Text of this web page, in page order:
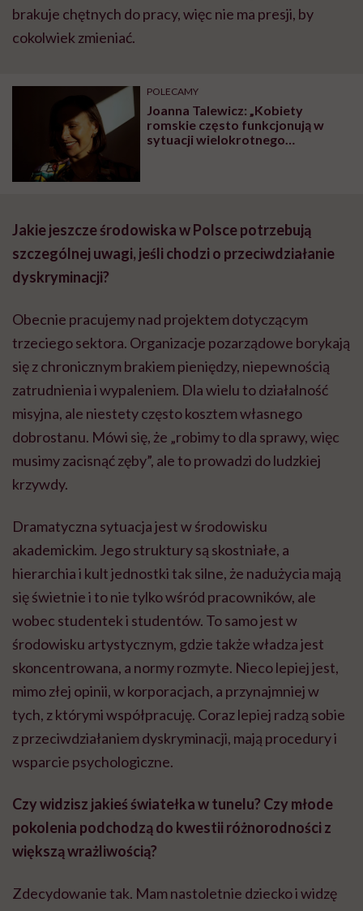
brakuje chętnych do pracy, więc nie ma presji, by
cokolwiek zmieniać.
POLECAMY
Joanna Talewicz: „Kobiety
romskie często funkcjonują w
sytuacji wielokrotnego
Jakie jeszcze środowiska w Polsce potrzebują
szczególnej uwagi, jeśli chodzi o przeciwdziałanie
dyskryminacji?
Obecnie pracujemy nad projektem dotyczącym
trzeciego sektora. Organizacje pozarządowe borykają
się z chronicznym brakiem pieniędzy, niepewnością
zatrudnienia i wypaleniem. Dla wielu to działalność
misyjna, ale niestety często kosztem własnego
dobrostanu. Mówi się, że „robimy to dla sprawy, więc
musimy zacisnąć zęby”, ale to prowadzi do ludzkiej
krzywdy.
Dramatyczna sytuacja jest w środowisku
akademickim. Jego struktury są skostniałe, a
hierarchia i kult jednostki tak silne, że nadużycia mają
się świetnie i to nie tylko wśród pracowników, ale
wobec studentek i studentów. To samo jest w
środowisku artystycznym, gdzie także władza jest
skoncentrowana, a normy rozmyte. Nieco lepiej jest,
mimo złej opinii, w korporacjach, a przynajmniej w
tych, z którymi współpracuję. Coraz lepiej radzą sobie
z przeciwdziałaniem dyskryminacji, mają procedury i
wsparcie psychologiczne.
Czy widzisz jakieś światełka w tunelu? Czy młode
pokolenia podchodzą do kwestii różnorodności z
większą wrażliwością?
Zdecydowanie tak. Mam nastoletnie dziecko i widzę